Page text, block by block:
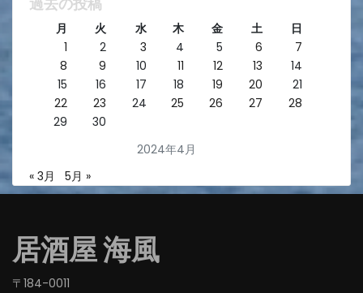
過去の投稿
2024年4月
月 火 水 木 金 土
日
1
2 3 4 5 6
7
8
9 10 11 12 13
14
15
16 17 18 19 20
21
22
23 24 25 26 27
28
29
30
« 3月 5月 »
居酒屋 海風
〒184-0011